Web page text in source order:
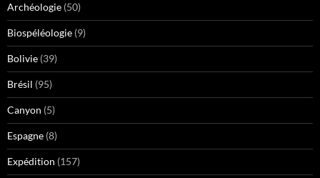
Archéologie (50)
Biospéléologie (9)
Bolivie (39)
Brésil (95)
Canyon (5)
Espagne (8)
Expédition (157)